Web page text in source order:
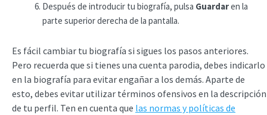
Después de introducir tu biografía, pulsa Guardaren la
parte superior derecha de la pantalla.
Es fácil cambiar tu biografía si sigues los pasos anteriores.
Pero recuerda que si tienes una cuenta parodia, debes indicarlo
en la biografía para evitar engañar a los demás. Aparte de
esto, debes evitar utilizar términos ofensivos en la descripción
de tu perfil. Ten en cuenta que las normas y políticas de